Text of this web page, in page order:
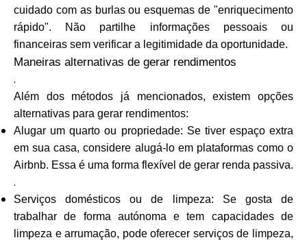
cuidado com as burlas ou esquemas de "enriquecimento
rápido". Não partilhe informações pessoais ou
financeiras sem verificar a legitimidade da oportunidade.
Maneiras alternativas de gerar rendimentos
.
Além dos métodos já mencionados, existem opções
alternativas para gerar rendimentos:
Alugar um quarto ou propriedade: Se tiver espaço extra
em sua casa, considere alugá-lo em plataformas como o
Airbnb. Essa é uma forma flexível de gerar renda passiva.
.
Serviços domésticos ou de limpeza: Se gosta de
trabalhar de forma autónoma e tem capacidades de
limpeza e arrumação, pode oferecer serviços de limpeza,